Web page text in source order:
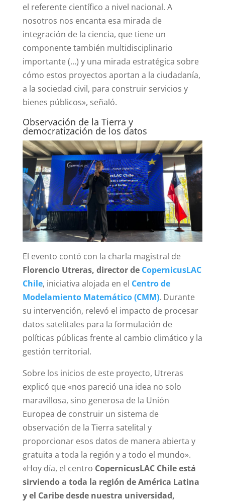
el referente científico a nivel nacional. A
nosotros nos encanta esa mirada de
integración de la ciencia, que tiene un
componente también multidisciplinario
importante (…) y una mirada estratégica sobre
cómo estos proyectos aportan a la ciudadanía,
a la sociedad civil, para construir servicios y
bienes públicos», señaló.
Observación de la Tierra y
democratización de los datos
El evento contó con la charla magistral de
Florencio Utreras, director de CopernicusLAC
Chile, iniciativa alojada en el Centro de
Modelamiento Matemático (CMM). Durante
su intervención, relevó el impacto de procesar
datos satelitales para la formulación de
políticas públicas frente al cambio climático y la
gestión territorial.
Sobre los inicios de este proyecto, Utreras
explicó que «nos pareció una idea no solo
maravillosa, sino generosa de la Unión
Europea de construir un sistema de
observación de la Tierra satelital y
proporcionar esos datos de manera abierta y
gratuita a toda la región y a todo el mundo».
«Hoy día, el centro CopernicusLAC Chile está
sirviendo a toda la región de América Latina
y el Caribe desde nuestra universidad,